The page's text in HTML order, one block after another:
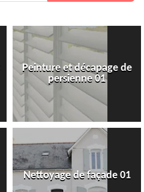
Peinture et décapage de
persienne 01
Nettoyage de façade 01